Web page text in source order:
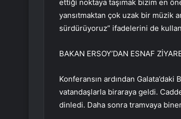
ettiği noktaya taşımak bizim en
yansıtmaktan çok uzak bir müzik
sürdürüyoruz” ifadelerini de
BAKAN ERSOY’DAN ESNAF
Konferansın ardından
vatandaşlarla biraraya geldi.
dinledi. Daha sonra tramvaya